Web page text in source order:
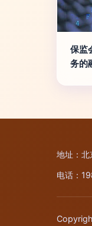
保监
务的
地址：北
电话：